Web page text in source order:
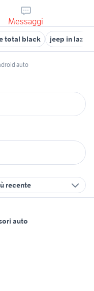
Messaggi
total black jeep in lazio
auto
recente
auto